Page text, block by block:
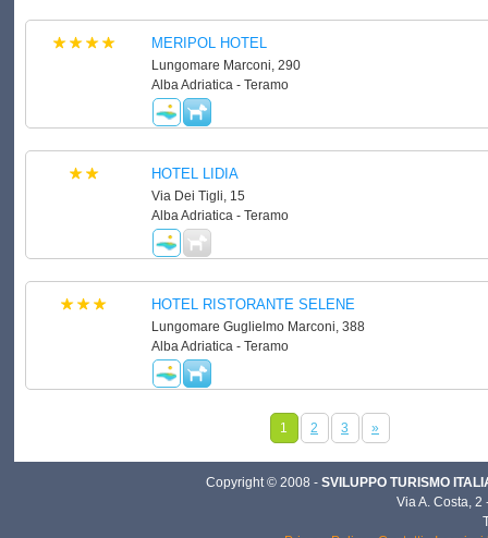
MERIPOL HOTEL
Lungomare Marconi, 290
Alba Adriatica - Teramo
HOTEL LIDIA
Via Dei Tigli, 15
Alba Adriatica - Teramo
HOTEL RISTORANTE SELENE
Lungomare Guglielmo Marconi, 388
Alba Adriatica - Teramo
1 2 3 »
Copyright © 2008 - SVILUPPO TURISMO
Via A. Costa,